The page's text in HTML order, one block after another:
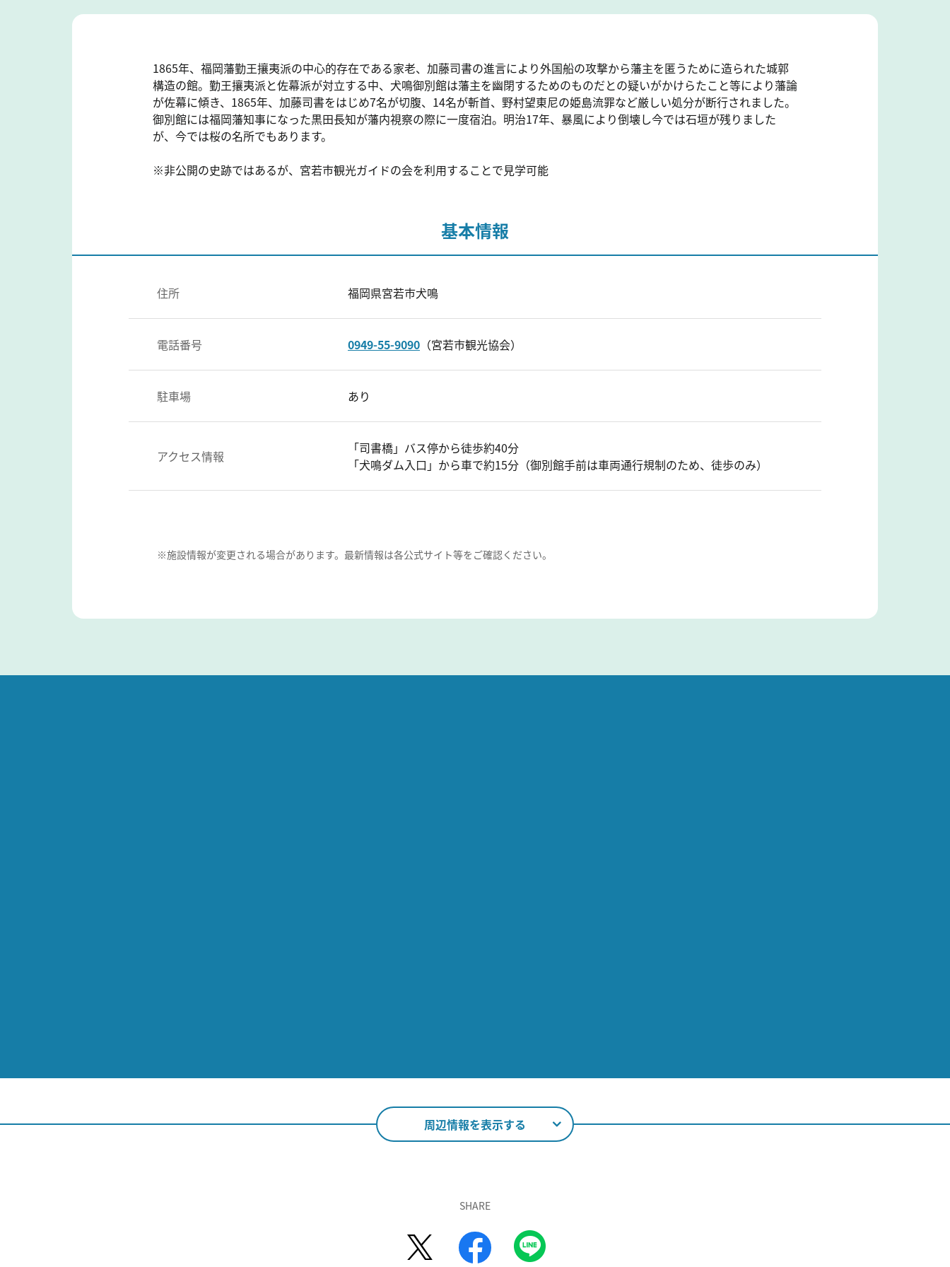
1865年、福岡藩勤王攘夷派の中心的存在である家老、加藤司書の進言により外国船の攻撃から藩主を匿うために造られた城郭
構造の館。勤王攘夷派と佐幕派が対立する中、犬鳴御別館は藩主を幽閉するためのものだとの疑いがかけらたこと等により藩論
が佐幕に傾き、1865年、加藤司書をはじめ7名が切腹、14名が斬首、野村望東尼の姫島流罪など厳しい処分が断行されました。
御別館には福岡藩知事になった黒田長知が藩内視察の際に一度宿泊。明治17年、暴風により倒壊し今では石垣が残りました
が、今では桜の名所でもあります。
※非公開の史跡ではあるが、宮若市観光ガイドの会を利用することで見学可能
基本情報
住所 福岡県宮若市犬鳴
電話番号 0949-55-9090 （宮若市観光協会）
駐車場 あり
アクセス情報
「司書橋」バス停から徒歩約40分
「犬鳴ダム入口」から車で約15分（御別館手前は車両通行規制のため、徒歩のみ）
※施設情報が変更される場合があります。最新情報は各公式サイト等をご確認ください。
周辺情報を表示する
SHARE